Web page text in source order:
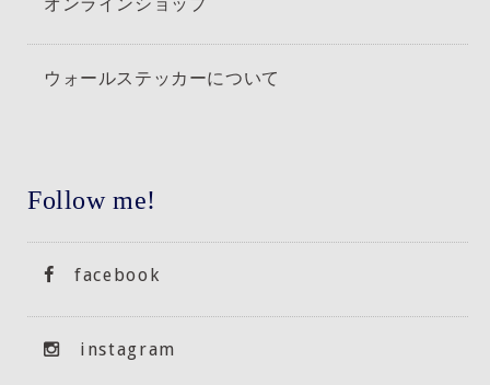
ウォールステッカーについて
Follow me!
facebook
instagram